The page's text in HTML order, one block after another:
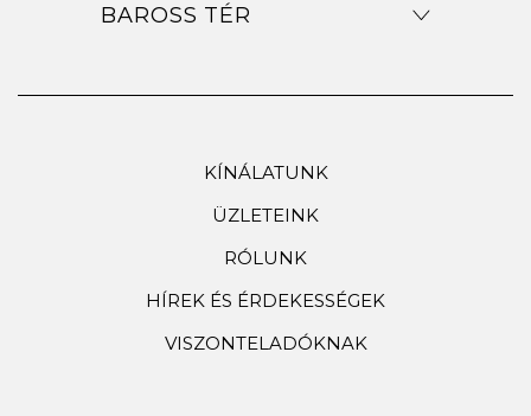
BAROSS TÉR
KÍNÁLATUNK
ÜZLETEINK
RÓLUNK
HÍREK ÉS ÉRDEKESSÉGEK
VISZONTELADÓKNAK